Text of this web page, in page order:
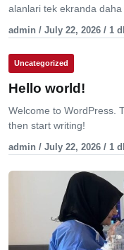
alanlari tek ekranda
admin / July 22, 2026 / 1
Uncategorized
Hello world!
Welcome to WordPress.
then start writing!
admin / July 22, 2026 / 1